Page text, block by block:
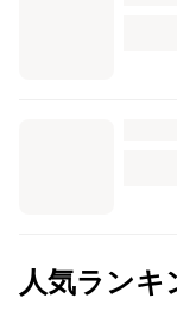
人気ランキ